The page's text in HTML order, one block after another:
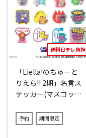
送料日テレ負担
「Liella!のちゅーと
りえら!! 2期」名言ス
テッカー(マスコット
(ランダム12種)
予約 期間限定